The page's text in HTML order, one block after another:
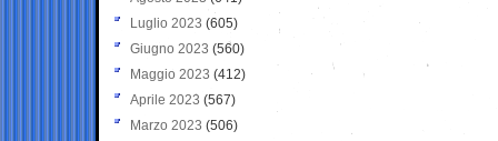
Luglio 2023 (605)
Giugno 2023 (560)
Maggio 2023 (412)
Aprile 2023 (567)
Marzo 2023 (506)